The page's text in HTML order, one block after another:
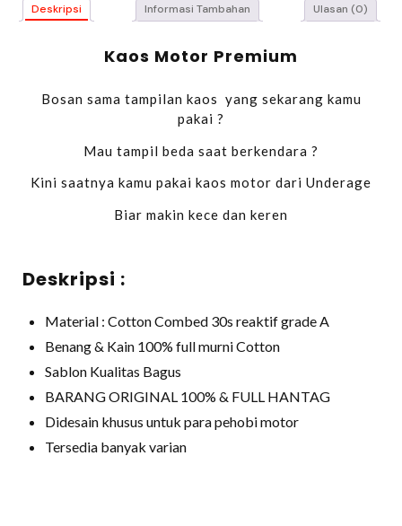
Deskripsi Informasi Tambahan Ulasan (0)
Kaos Motor Premium
Bosan sama tampilan kaos yang sekarang kamu
pakai ?
Mau tampil beda saat berkendara ?
Kini saatnya kamu pakai kaos motor dari Underage
Biar makin kece dan keren
Deskripsi :
Material : Cotton Combed 30s reaktif grade A
Benang & Kain 100% full murni Cotton
Sablon Kualitas Bagus
BARANG ORIGINAL 100% & FULL HANTAG
Didesain khusus untuk para pehobi motor
Tersedia banyak varian